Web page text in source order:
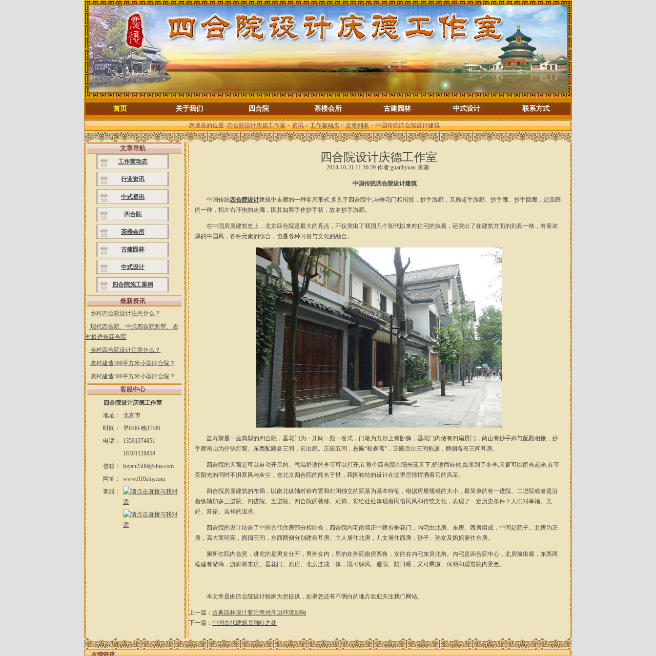
首页 关于我们 四合院 茶楼会所 古建园林 中式设计 联系方式
您现在的位置:四合院设计庆德工作室>资讯>工作室动态>文章列表> 中国传统四合院设计建筑
文章导航
工作室动态
行业资讯
中式资讯
四合院
茶楼会所
古建园林
中式设计
四合院施工案例
最新资讯
· 乡村四合院设计注意什么？
· 现代四合院、中式四合院别墅、农
村最适合四合院
· 乡村四合院设计注意什么？
· 农村建造300平方米小型四合院？
· 农村建造300平方米小型四合院？
客服中心
四合院设计庆德工作室
地址：
北京市
时间：
早8:00-晚17:00
电话：
13501374851
18301128858
信箱：
fuyan2500@sina.com
网址：
www.010shy.com
客服：
四合院设计庆德工作室
2014-10-31 11:16:39 作者:guanliyuan 来源:
中国传统四合院设计建筑
中国传统四合院设计建筑中走廊的一种常用形式.多见于四合院中,与垂花门相衔接，抄手游廊，又称超手游廊、抄手廊、抄手回廊，是回廊
的一种，指左右环抱的走廊，因其如两手作抄手状，故名抄手游廊。
在中国房屋建筑史上，北京四合院是最大的亮点，不仅突出了我国几个朝代以来对住宅的执着，还突出了在建筑方面的别具一格，有着浓
厚的中国风，各种元素的综合，也是各种习俗与文化的融合。
益寿堂是一座典型的四合院，垂花门为一开间一殿一卷式，门墩为方形上有卧狮，垂花门内侧有四扇屏门，两山有抄手廊与配殿相接，抄
手廊南山为什锦灯窗。东西配殿各三间，前出廊。正殿五间，悬匾“松春斋”，正殿后出三间抱厦，两侧各有三间耳房。
四合院的天窗是可以自动开启的。气温舒适的季节可以打开,让整个四合院在阳光蓝天下,舒适而自然;如果到了冬季,天窗可以闭合起来,在享
受阳光的同时不惧寒风与灰尘，老北京四合院的闻名于世，我国独特的设计在这里尽情挥洒着它的风采。
四合院房屋建筑的布局，以南北纵轴对称布置和封闭独立的院落为基本特征，根据房屋规模的大小，最简单的有一进院、二进院或者是沿
着纵轴加多三进院、四进院、五进院。四合院的装修、雕饰、彩绘处处体现着民俗民风和传统文化，表现了一定历史条件下人们对幸福、美
好、富裕、吉祥的追求。
四合院的设计结合了中国古代住房部分相结合，四合院内宅南墙正中建有垂花门，内宅由北房、东房、西房组成，中间是院子。北房为正
房，高大而明亮，面阔三间，东西两侧分别建有耳房。主人居住北房，儿女居住西房，孙子、孙女及奶妈居住东房。
厕所在院内旮旯，讲究的是男女分开，男外女内，男的在外院南房西角，女的在内宅东房北角。内宅是四合院中心，北房前出廊，东西两
端建有游廊，游廊将东房、垂花门、西房、北房连成一体，既可躲风、避雨、防日晒，又可乘凉、休憩和观赏院内景色。
本文章是由四合院设计独家为您提供，如果您还有不明白的地方欢迎关注我们网站。
上一篇： 古典园林设计要注意对周边环境影响
下一篇： 中国古代建筑其独特之处
友情链接